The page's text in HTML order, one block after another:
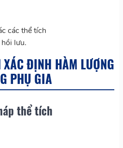
các thể tích
lưu.
ĐỊNH HÀM LƯỢNG
PHỤ GIA
thể tích